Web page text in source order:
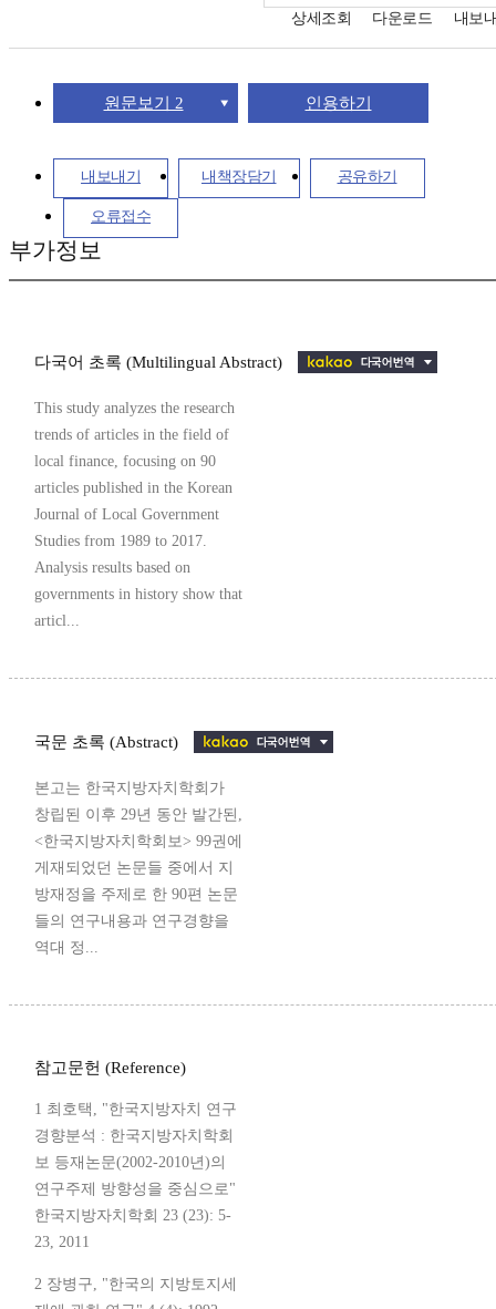
상세조회 다운로드 내보
원문보기 2 인용하기
내보내기 내책장담기 공유하기
오류접수
부가정보
다국어 초록 (Multilingual Abstract)
This study analyzes the research
trends of articles in the field of
local finance, focusing on 90
articles published in the Korean
Journal of Local Government
Studies from 1989 to 2017.
Analysis results based on
governments in history show that
articl...
국문 초록 (Abstract)
본고는 한국지방자치학회가
창립된 이후 29년 동안 발간된,
<한국지방자치학회보> 99권에
게재되었던 논문들 중에서 지
방재정을 주제로 한 90편 논문
들의 연구내용과 연구경향을
역대 정...
참고문헌 (Reference)
1 최호택, "한국지방자치 연구
경향분석 : 한국지방자치학회
보 등재논문(2002-2010년)의
연구주제 방향성을 중심으로"
한국지방자치학회 23 (23): 5-
23, 2011
2 장병구, "한국의 지방토지세